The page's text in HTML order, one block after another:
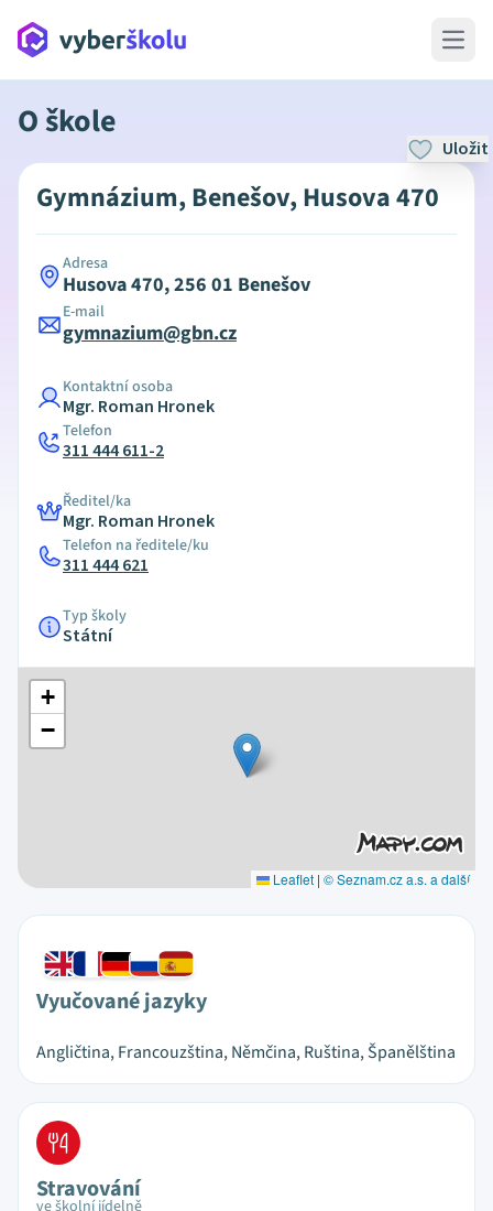
Open
O škole
Uložit
Gymnázium, Benešov, Husova 470
Adresa
Husova 470, 256 01 Benešov
E-mail
gymnazium@gbn.cz
Kontaktní osoba
Mgr. Roman Hronek
Telefon
311 444 611-2
Ředitel/ka
Mgr. Roman Hronek
Telefon na ředitele/ku
311 444 621
Typ školy
Státní
+
−
Leaflet | © Seznam.cz a.s. a další
Vyučované jazyky
Angličtina, Francouzština, Němčina, Ruština, Španělština
Stravování
ve školní jídelně